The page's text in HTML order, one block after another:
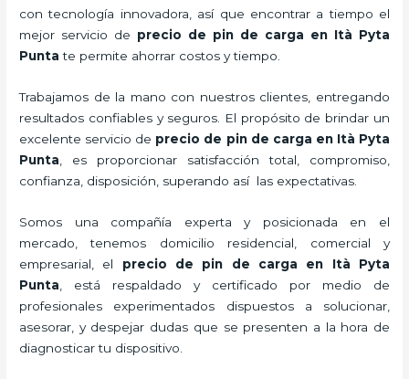
con tecnología innovadora, así que encontrar a tiempo el
mejor servicio de precio de pin de carga en Ità Pyta
Punta te permite ahorrar costos y tiempo.
Trabajamos de la mano con nuestros clientes, entregando
resultados confiables y seguros. El propósito de brindar un
excelente servicio de precio de pin de carga en Ità Pyta
Punta , es proporcionar satisfacción total, compromiso,
confianza, disposición, superando así las expectativas.
Somos una compañía experta y posicionada en el
mercado, tenemos domicilio residencial, comercial y
empresarial, el precio de pin de carga en Ità Pyta
Punta , está respaldado y certificado por medio de
profesionales experimentados dispuestos a solucionar,
asesorar, y despejar dudas que se presenten a la hora de
diagnosticar tu dispositivo.